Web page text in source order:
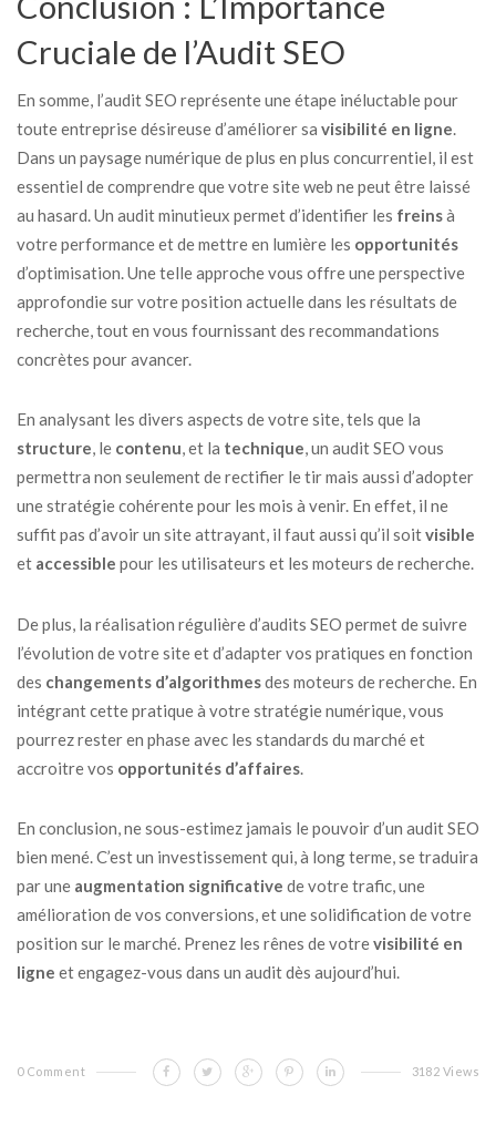
Cruciale de l’Audit SEO
En somme, l’audit SEO représente une étape inéluctable pour
toute entreprise désireuse d’améliorer sa visibilité en ligne.
Dans un paysage numérique de plus en plus concurrentiel, il est
essentiel de comprendre que votre site web ne peut être laissé
au hasard. Un audit minutieux permet d’identifier les freinsà
votre performance et de mettre en lumière les opportunités
d’optimisation. Une telle approche vous offre une perspective
approfondie sur votre position actuelle dans les résultats de
recherche, tout en vous fournissant des recommandations
concrètes pour avancer.
En analysant les divers aspects de votre site, tels que la
structure, le contenu, et la technique, un audit SEO vous
permettra non seulement de rectifier le tir mais aussi d’adopter
une stratégie cohérente pour les mois à venir. En effet, il ne
suffit pas d’avoir un site attrayant, il faut aussi qu’il soitvisible
et accessible pour les utilisateurs et les moteurs de recherche.
De plus, la réalisation régulière d’audits SEO permet de suivre
l’évolution de votre site et d’adapter vos pratiques en fonction
des changements d’algorithmesdes moteurs de recherche. En
intégrant cette pratique à votre stratégie numérique, vous
pourrez rester en phase avec les standards du marché et
accroitre vos opportunités d’affaires
En conclusion, ne sous-estimez jamais le pouvoir d’un audit SEO
bien mené. C’est un investissement qui, à long terme, se traduira
par une augmentation significative de votre trafic, une
amélioration de vos conversions, et une solidification de votre
position sur le marché. Prenez les rênes de votrevisibilité en
ligne et engagez-vous dans un audit dès aujourd’hui.
0 Comment 3182 Views